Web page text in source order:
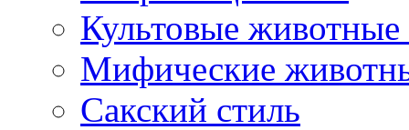
Культовые
Мифические
Сакский стиль